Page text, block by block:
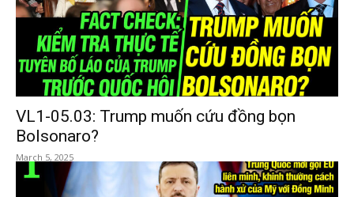
VL1-05.03: Trump muốn cứu đồng bọn
Bolsonaro?
March 5, 2025